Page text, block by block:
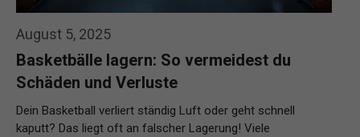
August 5, 2025
Basketbälle lagern: So vermeidest du
Schäden und Verluste
Dein Basketball verliert ständig Luft oder geht schnell
kaputt? Das liegt oft an falscher Lagerung! Viele